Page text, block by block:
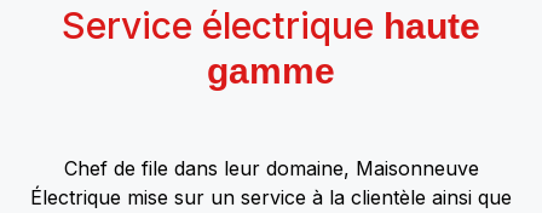
Service électrique haute
gamme
Chef de file dans leur domaine, Maisonneuve
Électrique mise sur un service à la clientèle ainsi que